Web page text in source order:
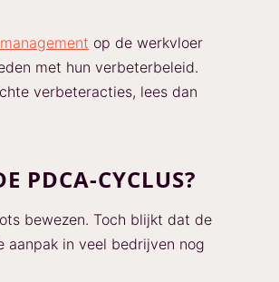
op de werkvloer
met hun verbeterbeleid.
verbeteracties, lees dan
PDCA-CYCLUS?
bewezen. Toch blijkt dat de
aanpak in veel bedrijven nog